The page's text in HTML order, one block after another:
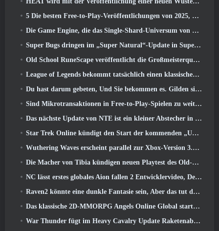
5 Die besten Free-to-Play-Veröffentlichungen von 2025, Lohnt es sich noch, in ihnen zu spielen? 2026?
Die Game Engine, die das Single-Shard-Universum von Eve Online antreibt, ist jetzt Open Source
Super Bugs dringen im „Super Natural“-Update in Super Animal Royale ein
Old School RuneScape veröffentlicht die Großmeisterquest „The Blood Moon Rises“., Eine 20-jährige Questreihe geht zu Ende
League of Legends bekommt tatsächlich einen klassischen Modus
Du hast darum gebeten, Und Sie bekommen es. Gilden sind jetzt in Eterspire verfügbar
Sind Mikrotransaktionen in Free-to-Play-Spielen zu weit gegangen??
Das nächste Update von NTE ist ein kleiner Abstecher in ein Fantasy-Tabletop-Spiel
Star Trek Online kündigt den Start der kommenden „Undiscovered“-Staffel an
Wuthering Waves erscheint parallel zur Xbox-Version 3.5 Aktualisieren
Die Macher von Tibia kündigen neuen Playtest des Old-School-Zombie-MMORPGs an, Online bestehen bleiben
NC lässt erstes globales Aion fallen 2 Entwicklervideo, Details zum Spiel teilen
Raven2 könnte eine dunkle Fantasie sein, Aber das tut dem Sommerspaß keinen Abbruch
Das klassische 2D-MMORPG Angels Online Global startet heute
War Thunder fügt im Heavy Cavalry Update Raketenabwehrraketen und elektronische Unterstützungsmaßnahmen hinzu